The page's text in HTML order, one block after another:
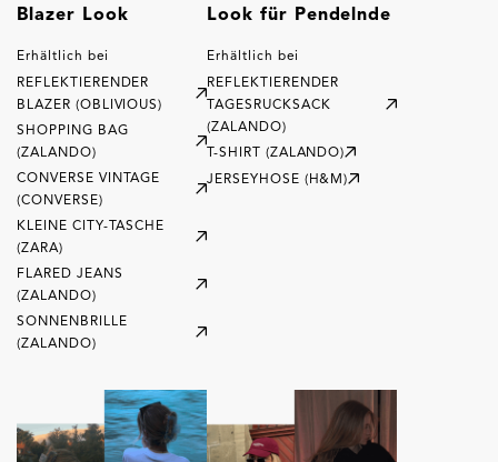
Blazer Look
Erhältlich bei
REFLEKTIERENDER
BLAZER (OBLIVIOUS)
SHOPPING BAG
(ZALANDO)
CONVERSE VINTAGE
(CONVERSE)
KLEINE CITY-TASCHE
(ZARA)
FLARED JEANS
(ZALANDO)
SONNENBRILLE
(ZALANDO)
Look für Pendelnde
Erhältlich bei
REFLEKTIERENDER
TAGESRUCKSACK
(ZALANDO)
T-SHIRT (ZALANDO)
JERSEYHOSE (H&M)